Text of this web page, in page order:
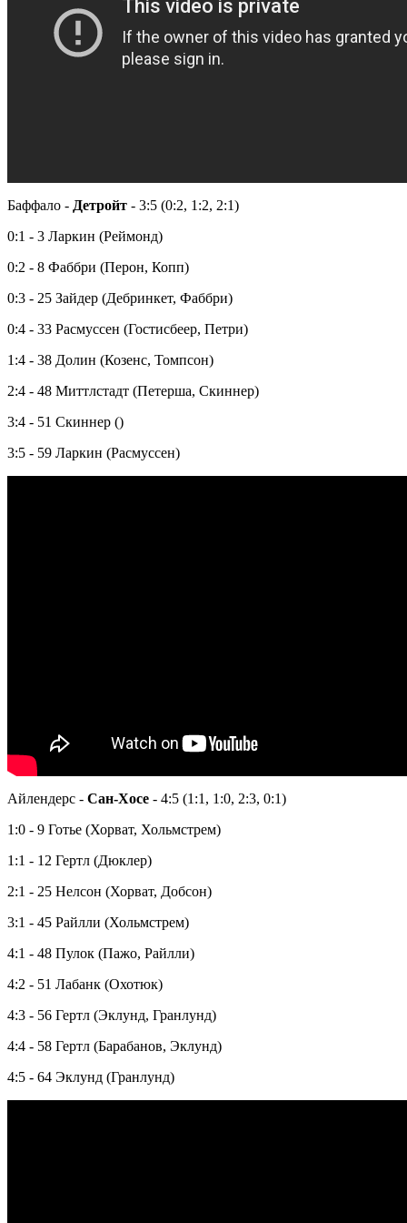
Баффало - Детройт - 3:5 (0:2, 1:2, 2:1)
0:1 - 3 Ларкин (Реймонд)
0:2 - 8 Фаббри (Перон, Копп)
0:3 - 25 Зайдер (Дебринкет, Фаббри)
0:4 - 33 Расмуссен (Гостисбеер, Петри)
1:4 - 38 Долин (Козенс, Томпсон)
2:4 - 48 Миттлстадт (Петерша, Скиннер)
3:4 - 51 Скиннер ()
3:5 - 59 Ларкин (Расмуссен)
Айлендерс - Сан-Хосе - 4:5 (1:1, 1:0, 2:3, 0:1)
1:0 - 9 Готье (Хорват, Хольмстрем)
1:1 - 12 Гертл (Дюклер)
2:1 - 25 Нелсон (Хорват, Добсон)
3:1 - 45 Райлли (Хольмстрем)
4:1 - 48 Пулок (Пажо, Райлли)
4:2 - 51 Лабанк (Охотюк)
4:3 - 56 Гертл (Эклунд, Гранлунд)
4:4 - 58 Гертл (Барабанов, Эклунд)
4:5 - 64 Эклунд (Гранлунд)